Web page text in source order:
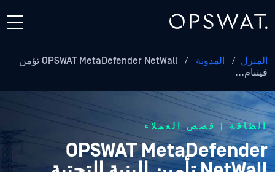
المنزل / المدونة /
OPSWAT MetaDefender NetWall تؤمن
فيتنام...
الطاقة | قصص العملاء
OPSWAT MetaDefender